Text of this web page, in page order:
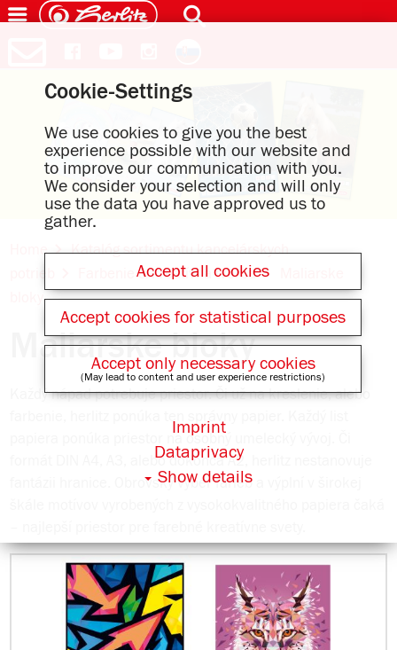
Home
Katalóg sortimentu kancelárskych
Farbenie & kreatívna tvorba
Maliarske bloky
Každý nápad potrebuje priestor. Či už na kreslenie, alebo
papiera ponúka priestor na osobný umelecký vývoj. Či
formát DIN A4, A3, alebo dokonca A2, herlitz nestanovuje
fantázii hranice. Obrovský výber farieb a výplní v širokej
Cookie-Settings
We use cookies to give you the best
experience possible with our website and
to improve our communication with you.
We consider your selection and will only
use the data you have approved us to
gather.
Accept all cookies
Accept cookies for statistical purposes
Accept only necessary cookies
(May lead to content and user experience restrictions)
Show details
Dataprivacy
Imprint